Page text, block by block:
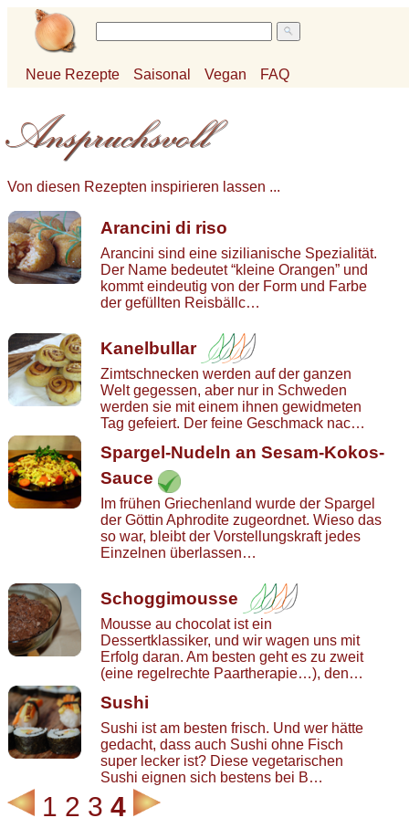
Neue Rezepte Saisonal Vegan FAQ
Von diesen Rezepten inspirieren lassen ...
Arancini di riso
Arancini sind eine sizilianische Spezialität.
Der Name bedeutet “kleine Orangen” und
kommt eindeutig von der Form und Farbe
der gefüllten Reisbällc…
Kanelbullar
Zimtschnecken werden auf der ganzen
Welt gegessen, aber nur in Schweden
werden sie mit einem ihnen gewidmeten
Tag gefeiert. Der feine Geschmack nac…
Spargel-Nudeln an Sesam-Kokos-
Sauce
Im frühen Griechenland wurde der Spargel
der Göttin Aphrodite zugeordnet. Wieso das
so war, bleibt der Vorstellungskraft jedes
Einzelnen überlassen…
Schoggimousse
Mousse au chocolat ist ein
Dessertklassiker, und wir wagen uns mit
Erfolg daran. Am besten geht es zu zweit
(eine regelrechte Paartherapie…), den…
Sushi
Sushi ist am besten frisch. Und wer hätte
gedacht, dass auch Sushi ohne Fisch
super lecker ist? Diese vegetarischen
Sushi eignen sich bestens bei B…
1 2 3 4